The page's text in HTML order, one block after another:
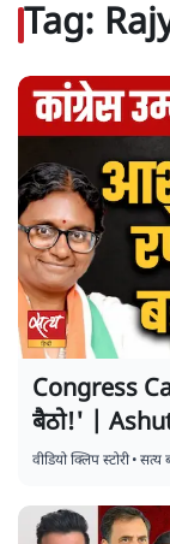
Tag:
Congress
बैठो!' |
|
वीडियो क्लिप स्टोरी•सत्य